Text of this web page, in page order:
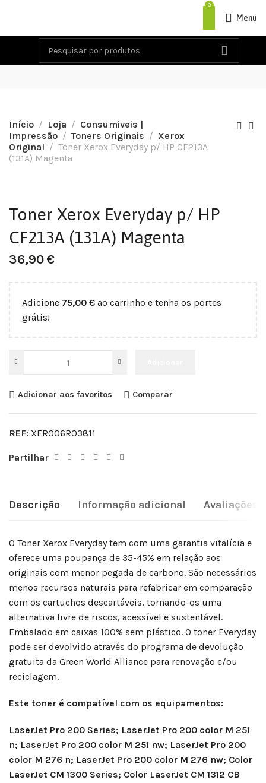
0
Menu
Início Loja
Consumiveis |
Impressão
Toners Originais
Xerox
Original
Toner Xerox Everyday p/ HP CF213A
(131A) Magenta
Toner Xerox Everyday p/ HP
CF213A (131A) Magenta
36,90€
Adicione 75,00 € ao carrinho e tenha os portes
grátis!
Adicionar aos favoritos Comparar
REF: XER006R03811
Partilhar
Descrição Informação adicional Avaliações
O Toner Xerox Everyday tem com uma garantia vitalícia e
oferece uma poupança de 35-45% em relação aos
originais com menor pegada de carbono. São necessários
menos recursos naturais para refabricar em comparação
com os cartuchos descartáveis, tornando-os uma
alternativa livre de riscos, acessível e sustentável.
Embalado em caixas 100% sem plástico. O toner Everyday
pode ser devolvido através do programa de devolução
gratuita da Green World Alliance para renovação e/ou
reciclagem.
Este toner é compatível com os equipamentos:
LaserJet Pro 200 Series; LaserJet Pro 200 color M 251
n; LaserJet Pro 200 color M 251 nw; LaserJet Pro 200
color M 276 n; LaserJet Pro 200 color M 276 nw; Color
LaserJet CM 1300 Series; Color LaserJet CM 1312 CB